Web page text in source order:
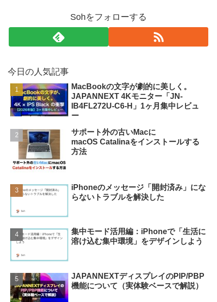
Sohをフォローする
今日の人気記事
MacBookの文字が劇的に美しく。
JAPANNEXT 4Kモニター「JN-
IB4FL272U-C6-H」1ヶ月集中レビュ
ー
サポート外の古いMacに
macOS Catalinaをインストールする
方法
iPhoneのメッセージ「開封済み」にな
らないトラブルを解決した
集中モード活用編：iPhoneで「生活に
溶け込む集中環境」をデザインしよう
JAPANNEXTディスプレイのPIP/PBP
機能について（実体験ベースで解説）